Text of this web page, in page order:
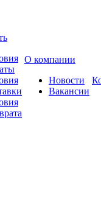
О компании
Новости
Вакансии